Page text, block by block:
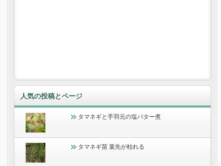
人気の投稿とページ
タマネギと手羽元の塩バター煮
タマネギ苗 葉先が枯れる